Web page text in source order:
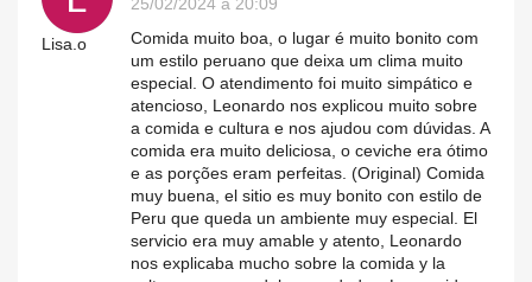
Lisa.o
Comida muito boa, o lugar é muito bonito com
um estilo peruano que deixa um clima muito
especial. O atendimento foi muito simpático e
atencioso, Leonardo nos explicou muito sobre
a comida e cultura e nos ajudou com dúvidas. A
comida era muito deliciosa, o ceviche era ótimo
e as porções eram perfeitas. (Original) Comida
muy buena, el sitio es muy bonito con estilo de
Peru que queda un ambiente muy especial. El
servicio era muy amable y atento, Leonardo
nos explicaba mucho sobre la comida y la